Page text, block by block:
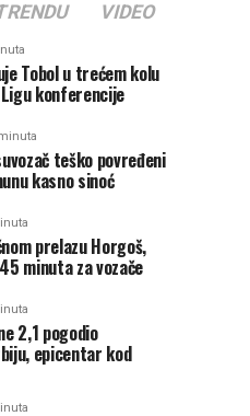
VIDEO
Tobol u trećem kolu
konferencije
teško povređeni
kasno sinoć
prelazu Horgoš,
minuta za vozače
2,1 pogodio
epicentar kod